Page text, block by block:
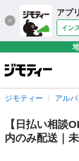
アプ
イン
ジモティー アルバ
【日払い相談
内のみ配送｜